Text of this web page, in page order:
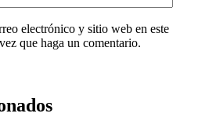
electrónico y sitio web en este
que haga un comentario.